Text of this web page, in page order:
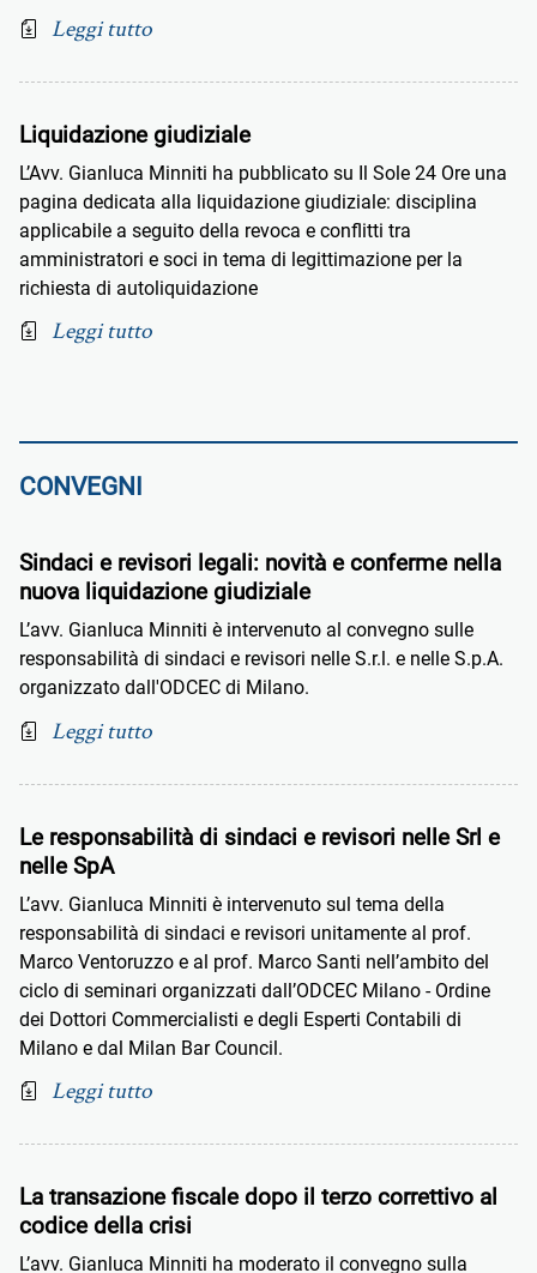
Leggi tutto
Liquidazione giudiziale
L’Avv. Gianluca Minniti ha pubblicato su Il Sole 24 Ore una
pagina dedicata alla liquidazione giudiziale: disciplina
applicabile a seguito della revoca e conflitti tra
amministratori e soci in tema di legittimazione per la
richiesta di autoliquidazione
Leggi tutto
CONVEGNI
Sindaci e revisori legali: novità e conferme nella
nuova liquidazione giudiziale
L’avv. Gianluca Minniti è intervenuto al convegno sulle
responsabilità di sindaci e revisori nelle S.r.l. e nelle S.p.A.
organizzato dall'ODCEC di Milano.
Leggi tutto
Le responsabilità di sindaci e revisori nelle Srl e
nelle SpA
L’avv. Gianluca Minniti è intervenuto sul tema della
responsabilità di sindaci e revisori unitamente al prof.
Marco Ventoruzzo e al prof. Marco Santi nell’ambito del
ciclo di seminari organizzati dall’ODCEC Milano - Ordine
dei Dottori Commercialisti e degli Esperti Contabili di
Milano e dal Milan Bar Council.
Leggi tutto
La transazione fiscale dopo il terzo correttivo al
codice della crisi
L’avv. Gianluca Minniti ha moderato il convegno sulla